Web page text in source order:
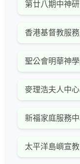
第廿八期中神
香港基督教服
聖公會明華神
麥理浩夫人中
新福家庭服務
太平洋島嶼宣